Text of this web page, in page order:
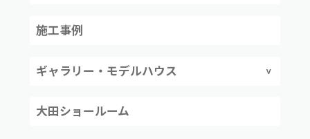
施工事例
ギャラリー・モデルハウス
大田ショールーム